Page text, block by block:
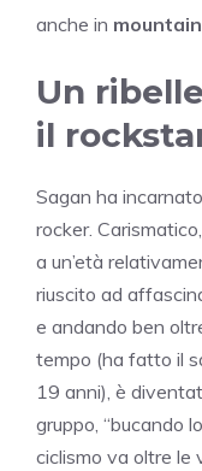
anche in
Un
il
Sagan ha
rocker.
a un’età
riuscito ad
e andando ben
tempo (ha fatto il
19 anni), è
gruppo, “bucando
ciclismo va oltre le